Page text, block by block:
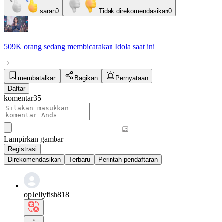
saran0 Tidak direkomendasikan0
509K orang sedang membicarakan Idola saat ini
membatalkan Bagikan
Pernyataan
Daftar
komentar35
Lampirkan gambar
Registrasi
Direkomendasikan
Terbaru Perintah pendaftaran
opJellyfish818